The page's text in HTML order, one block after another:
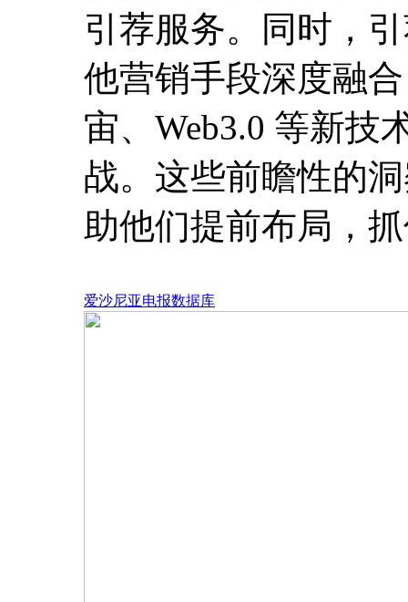
引荐服务。同时，
他营销手段深度融
宙、Web3.0 等新技
战。这些前瞻性的
助他们提前布局，
爱沙尼亚电报数据库